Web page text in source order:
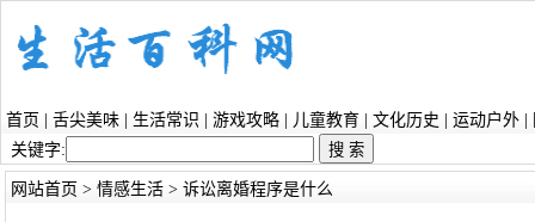
首页 舌尖美味 生活常识 游戏攻略 儿童教育 文化历史 运动户外
关键字:
网站首页 > 情感生活> 诉讼离婚程序是什么